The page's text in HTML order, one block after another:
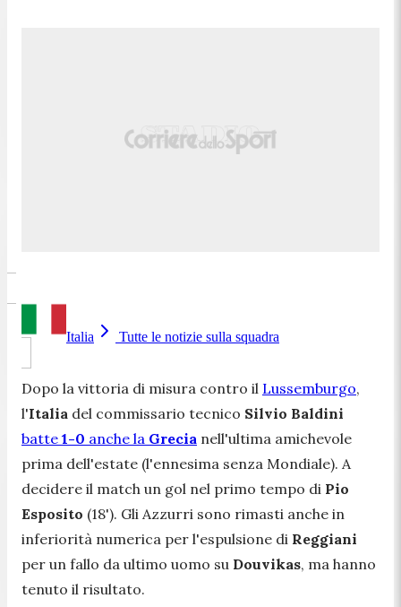
Italia Tutte le notizie sulla squadra
Dopo la vittoria di misura contro il Lussemburgo,
l'Italia del commissario tecnico Silvio Baldini
batte 1-0 anche la Grecia nell'ultima amichevole
prima dell'estate (l'ennesima senza Mondiale). A
decidere il match un gol nel primo tempo di Pio
Esposito (18'). Gli Azzurri sono rimasti anche in
inferiorità numerica per l'espulsione di Reggiani
per un fallo da ultimo uomo su Douvikas, ma hanno
tenuto il risultato.